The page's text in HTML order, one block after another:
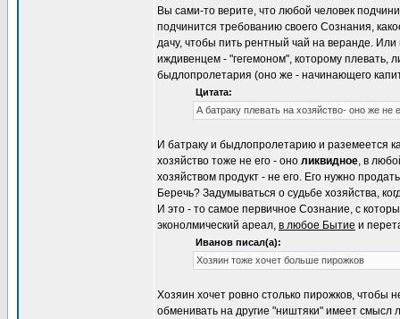
Вы сами-то верите, что любой человек
подчинится требованию своего Сознания,
дачу, чтобы пить рентный чай на веранде.
иждивенцем - "гегемоном", которому плевать,
быдлопролетария (оно же - начинающего
Цитата:
А батраку плевать на хозяйство- оно же не
И батраку и быдлопролетарию и раземеется
хозяйство тоже не его - оно ликвидное, в
хозяйством продукт - не его. Его нужно
Беречь? Задумываться о судьбе хозяйства,
И это - то самое первичное Сознание, с
эконолмический ареал, в любое Бытие и
Иванов писал(а):
Хозяин тоже хочет больше пирожков
Хозяин хочет ровно столько пирожков, чтобы
обменивать на другие "ништяки" имеет смысл